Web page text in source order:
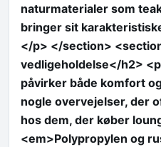
naturmaterialer som
bringer sit
</p> </section>
vedligeholdelse</h2>
påvirker både komfort
nogle overvejelser, der
hos dem, der køber
<em>Polypropylen og